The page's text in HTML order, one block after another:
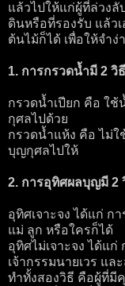
แล้วไปให้แก่ผู้ที่ล่วง
ดินหรือที่รองรับ แล้ว
ต้นไม้ก็ได้ เพื่อให้จำ
1. การกรวดน้ำมี 2 วิ
กรวดน้ำเปียก คือ ใ
กุศลไปด้วย
กรวดน้ำแห้ง คือ ไม่
บุญกุศลไปให้
2. การอุทิศผลบุญมี 2
อุทิศเจาะจง ได้แก่ ก
แม่ ลูก หรือใครก็ได้
อุทิศไม่เจาะจง ได้แ
เจ้ากรรมนายเวร แ
ทำทั้งสองวิธี คือผู้ที่มี